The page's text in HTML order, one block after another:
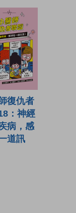
復仇者
：神經
病，感
道訊